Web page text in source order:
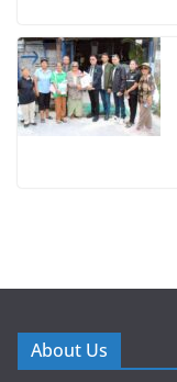
About Us